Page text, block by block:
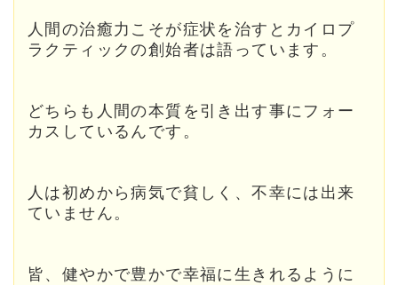
人間の治癒力こそが症状を治すとカイロプ
ラクティックの創始者は語っています。
どちらも人間の本質を引き出す事にフォー
カスしているんです。
人は初めから病気で貧しく、不幸には出来
ていません。
皆、健やかで豊かで幸福に生きれるように